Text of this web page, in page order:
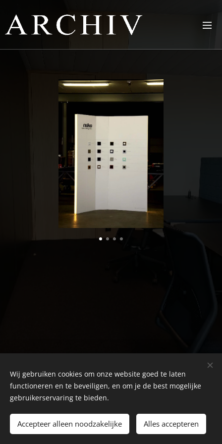
09 225 38 97 Cookies
Wij gebruiken cookies om onze website goed te laten
functioneren en te beveiligen, en om je de best mogelijke
gebruikerservaring te bieden.
Accepteer alleen noodzakelijke Alles accepteren